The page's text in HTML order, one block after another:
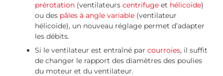
prérotation (ventilateurs centrifuge et hélicoïde)
ou des pâles à angle variable (ventilateur
hélicoïde), un nouveau réglage permet d’adapter
les débits.
Si le ventilateur est entraîné par courroies, il suffit
de changer le rapport des diamètres des poulies
du moteur et du ventilateur.